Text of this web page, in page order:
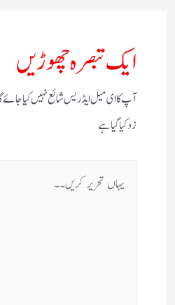
ایک تبصرہ چھوڑیں
آپ کا ای میل ایڈریس شائع نہیں کیا جائے
زد کیا گیا ہے
یہاں
تحریر